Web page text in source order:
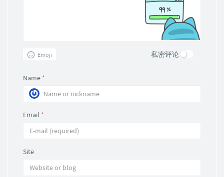
Emoji 私密评论
Name *
Email *
Site